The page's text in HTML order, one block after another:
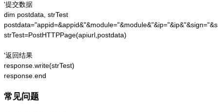
'提交数据
dim postdata, strTest
strTest=PostHTTPPage(apiurl,postdata)
'返回结果
response.write(strTest)
response.end
常见问题